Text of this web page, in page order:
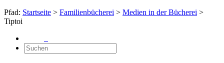
Pfad: Startseite > Familienbücherei > Medien in der Bücherei >
Tiptoi